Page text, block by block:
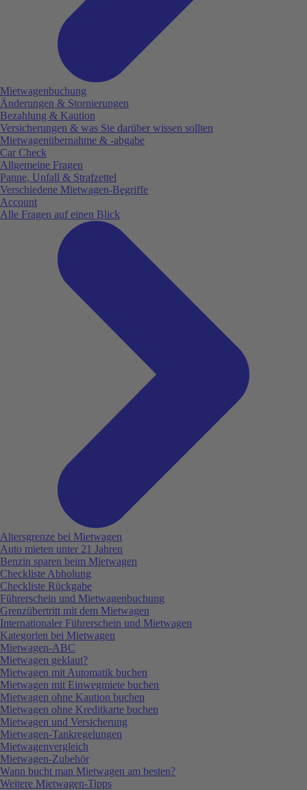
Mietwagenbuchung
Änderungen & Stornierungen
Bezahlung & Kaution
Versicherungen & was Sie darüber wissen sollten
Mietwagenübernahme & -abgabe
Car Check
Allgemeine Fragen
Panne, Unfall & Strafzettel
Verschiedene Mietwagen-Begriffe
Account
Alle Fragen auf einen Blick
Altersgrenze bei Mietwagen
Auto mieten unter 21 Jahren
Benzin sparen beim Mietwagen
Checkliste Abholung
Checkliste Rückgabe
Führerschein und Mietwagenbuchung
Grenzübertritt mit dem Mietwagen
Internationaler Führerschein und Mietwagen
Kategorien bei Mietwagen
Mietwagen-ABC
Mietwagen geklaut?
Mietwagen mit Automatik buchen
Mietwagen mit Einwegmiete buchen
Mietwagen ohne Kaution buchen
Mietwagen ohne Kreditkarte buchen
Mietwagen und Versicherung
Mietwagen-Tankregelungen
Mietwagenvergleich
Mietwagen-Zubehör
Wann bucht man Mietwagen am besten?
Weitere Mietwagen-Tipps